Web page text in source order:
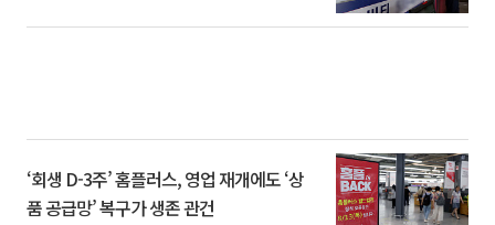
‘회생 D-3주’ 홈플러스, 영업 재개에도 ‘상
품 공급망’ 복구가 생존 관건